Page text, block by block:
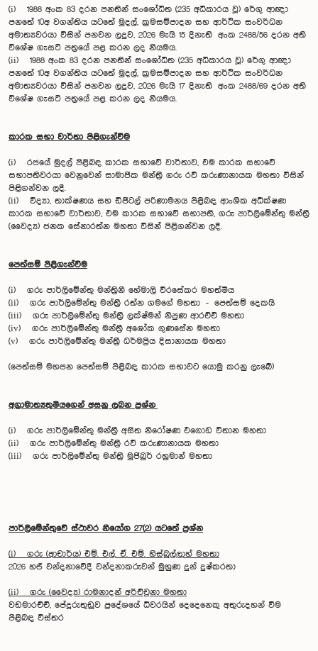
(i) 1988 අංක 83 දරන පනතින් සංශෝධිත (235 අධිකාරය වූ) රේගු ආඥා
පනතේ 10අ වගන්තිය යටතේ මුදල්, ක්‍රමසම්පාදන සහ ආර්ථික සංවර්ධන
අමාත්‍යවරයා විසින් පනවන ලදුව, 2026 මැයි 15 දිනැති අංක 2488/56 දරන අති
විශේෂ ගැසට් පත්‍රයේ පළ කරන ලද නියමය.
(ii) 1988 අංක 83 දරන පනතින් සංශෝධිත (235 අධිකාරය වූ) රේගු ආඥා
පනතේ 10අ වගන්තිය යටතේ මුදල්, ක්‍රමසම්පාදන සහ ආර්ථික සංවර්ධන
අමාත්‍යවරයා විසින් පනවන ලදුව, 2026 මැයි 17 දිනැති අංක 2488/69 දරන අති
විශේෂ ගැසට් පත්‍රයේ පළ කරන ලද නියමය.
කාරක සභා වාර්තා පිළිගැන්වීම
(i) රජයේ මුදල් පිළිබඳ කාරක සභාවේ වාර්තාව, එම කාරක සභාවේ
සභාපතිවරයා වෙනුවෙන් සාමාජික මන්ත්‍රී ගරු රවි කරුණානායක මහතා විසින්
පිළිගන්වන ලදී.
(ii) විද්‍යා, තාක්ෂණය සහ ඩිජිටල් පරිණාමනය පිළිබඳ ආංශික අධීක්ෂණ
කාරක සභාවේ වාර්තාව, එම කාරක සභාවේ සභාපති, ගරු පාර්ලිමේන්තු මන්ත්‍රී
(වෛද්‍ය) ජනක සේනාරත්න මහතා විසින් පිළිගන්වන ලදී.
පෙත්සම් පිළිගැන්වීම
(i) ගරු පාර්ලිමේන්තු මන්ත්‍රිනී හේමාලි වීරසේකර මහත්මිය
(ii) ගරු පාර්ලිමේන්තු මන්ත්‍රී රත්න ගම‍ගේ මහතා - පෙත්සම් දෙකයි
(iii) ගරු පාර්ලිමේන්තු මන්ත්‍රී ලක්ෂ්මන් නිපුණ ආරච්චි මහතා
(iv) ගරු පාර්ලිමේන්තු මන්ත්‍රී අශෝක ගුණසේන මහතා
(v) ගරු පාර්ලිමේන්තු මන්ත්‍රී ධර්මප්‍රිය දිසානායක මහතා
(පෙත්සම් මහජන පෙත්සම් පිළිබඳ කාරක සභාවට යොමු කරනු ලැබේ)
අග්‍රාමාත්‍යතුමියගෙන් අසනු ලබන ප්‍රශ්න
(i) ගරු පාර්ලිමේන්තු මන්ත්‍රී අසිත නිරෝෂණ එගොඩ විතාන මහතා
(ii) ගරු පාර්ලිමේන්තු මන්ත්‍රී රවී කරුණානායක මහතා
(iii) ගරු පාර්ලිමේන්තු මන්ත්‍රී මුජිබුර් රහුමාන් මහතා
පාර්ලිමේන්තුවේ ස්ථාවර නියෝග 27(2) යටතේ ප්‍රශ්න
(i) ගරු (ආචාර්ය) එම්. එල්. ඒ. එම්. හිස්බුල්ලාහ් මහතා
2026 හජ් වන්දනාවේදී වන්දනාකරුවන් මුහුණ දුන් දුෂ්කරතා
(ii) ගරු (වෛද්‍ය) රාමනාදන් අර්ච්චුනා මහතා
වඩමාරච්චි, පේදුරුතුඩුව ප්‍රදේශයේ ධීවරයින් දෙදෙනෙකු අතුරුදහන් වීම
පිළිබඳ විස්තර